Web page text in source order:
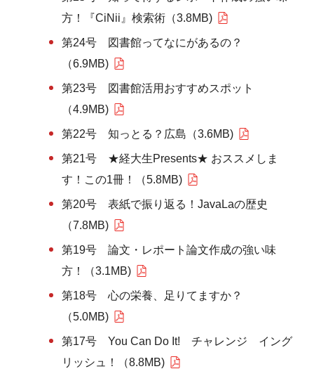
方！『CiNii』検索術（3.8MB)
第24号 図書館ってなにがあるの？
（6.9MB)
第23号 図書館活用おすすめスポット
（4.9MB)
第22号 知っとる？広島（3.6MB)
第21号 ★経大生Presents★ おススメしま
す！この1冊！（5.8MB)
第20号 表紙で振り返る！JavaLaの歴史
（7.8MB)
第19号 論文・レポート論文作成の強い味
方！（3.1MB)
第18号 心の栄養、足りてますか？
（5.0MB)
第17号 You Can Do It! チャレンジ イング
リッシュ！（8.8MB)